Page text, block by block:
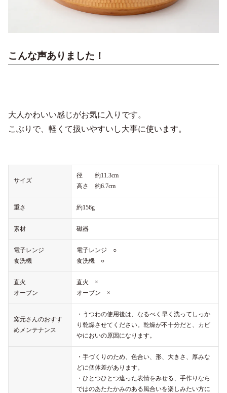
こんな声ありました！
大人かわいい感じがお気に入りです。
こぶりで、軽くて扱いやすいし大事に使います。
サイズ
径 約11.3cm
高さ 約6.7cm
重さ 約156g
素材 磁器
電子レンジ
食洗機
電子レンジ ○
食洗機 ○
直火
オーブン
直火 ×
オーブン ×
窯元さんのおすす
めメンテナンス
・うつわの使用後は、なるべく早く洗ってしっか
り乾燥させてください。乾燥が不十分だと、カビ
やにおいの原因になります。
・手づくりのため、色合い、形、大きさ、厚みな
どに個体差があります。
・ひとつひとつ違った表情をみせる、手作りなら
ではのあたたかみのある風合いを楽しみたい方に